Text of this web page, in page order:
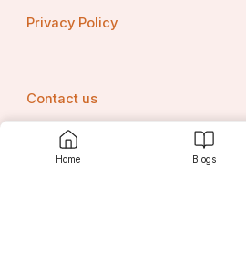
Home Blogs
Privacy Policy
Contact us